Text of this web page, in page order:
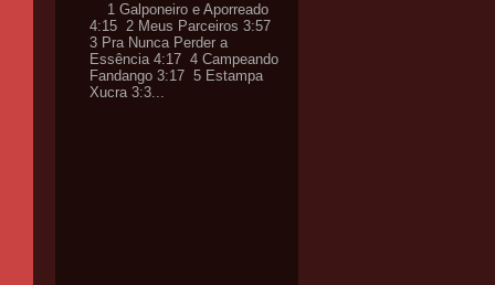
1 Galponeiro e Aporreado
4:15 2 Meus Parceiros 3:57
3 Pra Nunca Perder a
Essência 4:17 4 Campeando
Fandango 3:17 5 Estampa
Xucra 3:3...